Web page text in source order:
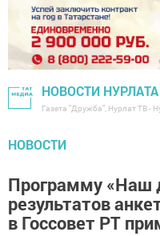
НОВОСТИ НУРЛАТА
Газета "Дружба", Нурлат ТВ -
НОВОСТИ
Программу «Наш
результатов
в Госсовет РТ